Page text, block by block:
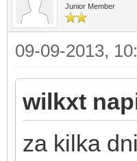
Junior Member
09-09-2013,
wilkxt
za kilka